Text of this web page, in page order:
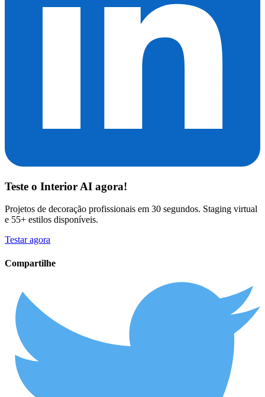
Teste o Interior AI agora!
Projetos de decoração profissionais em 30 segundos. Staging virtual
e 55+ estilos disponíveis.
Testar agora
Compartilhe